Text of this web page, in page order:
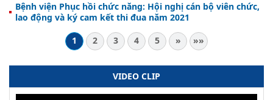
Bệnh viện Phục hồi chức năng: Hội nghị cán bộ viên chức,
lao động và ký cam kết thi đua năm 2021
1
2 3 4 5 » »»
VIDEO CLIP